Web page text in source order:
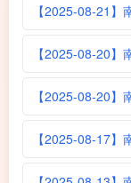
【2025-08-21】
【2025-08-20】
【2025-08-20】
【2025-08-17】